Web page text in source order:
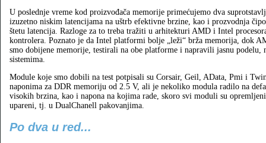
U poslednje vreme kod proizvođača memorije primećujemo dva
izuzetno niskim latencijama na uštrb efektivne brzine, kao i prozvodnja
štetu latencija. Razloge za to treba tražiti u arhitekturi AMD i Intel
kontrolera. Poznato je da Intel platformi bolje „leži“ brža memorija, dok
smo dobijene memorije, testirali na obe platforme i napravili jasnu podelu,
sistemima.
Module koje smo dobili na test potpisali su Corsair, Geil, AData, Pmi i
naponima za DDR memoriju od 2.5 V, ali je nekoliko modula radilo na
visokih brzina, kao i napona na kojima rade, skoro svi moduli su
upareni, tj. u DualChanell pakovanjima.
Po dva u red...